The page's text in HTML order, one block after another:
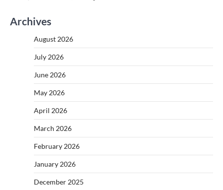
Archives
August 2026
July 2026
June 2026
May 2026
April 2026
March 2026
February 2026
January 2026
December 2025